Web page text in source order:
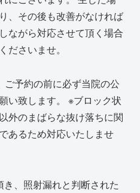
、その後も改善がなければ
ながら対応させて頂く場合
ださいませ。
予約の前に必ず当院の公
い致します。 ※ブロック状
外のまばらな抜け落ちに関
あるため対応いたしませ
、照射漏れと判断された